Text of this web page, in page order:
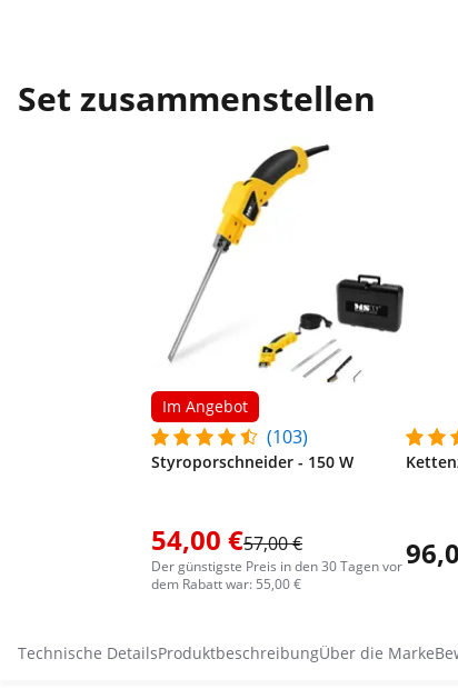
Set zusammenstellen
Im Angebot
(103)
Styroporschneider - 150 W
54,00 €57,00 €
Der günstigste Preis in den 30 Tagen vor
dem Rabatt war: 55,00 €
Technische DetailsProduktbeschreibungÜber die Marke